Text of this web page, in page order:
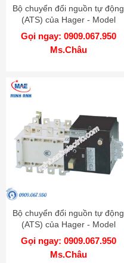
Bộ chuyển đổi nguồn tự động
(ATS) của Hager - Model
HIC412C
Gọi ngay: 0909.067.950
Ms.Châu
Bộ chuyển đổi nguồn tự động
(ATS) của Hager - Model
HIC408C
Gọi ngay: 0909.067.950
Ms.Châu